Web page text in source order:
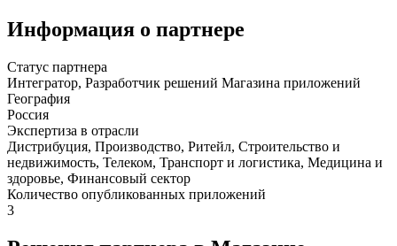
Информация о партнере
Статус партнера
Интегратор, Разработчик решений Магазина приложений
География
Россия
Экспертиза в отрасли
Дистрибуция, Производство, Ритейл, Строительство и
недвижимость, Телеком, Транспорт и логистика, Медицина и
здоровье, Финансовый сектор
Количество опубликованных приложений
3